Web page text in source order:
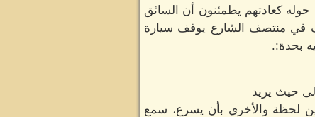
كعادتهم يطمئنون أن السائق
في منتصف الشارع يوقف سيارة
بحدة:.
حيث يريد
لحظة والأخري بأن يسرع، سمع